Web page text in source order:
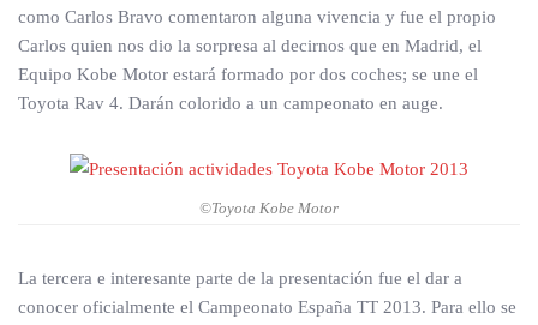
como Carlos Bravo comentaron alguna vivencia y fue el propio
Carlos quien nos dio la sorpresa al decirnos que en Madrid, el
Equipo Kobe Motor estará formado por dos coches; se une el
Toyota Rav 4. Darán colorido a un campeonato en auge.
©Toyota Kobe Motor
La tercera e interesante parte de la presentación fue el dar a
conocer oficialmente el Campeonato España TT 2013. Para ello se